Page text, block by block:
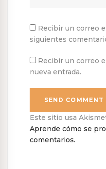
Recibir un correo
siguientes
Recibir un correo
nueva entrada.
Este sitio usa
Aprende cómo se
comentarios.